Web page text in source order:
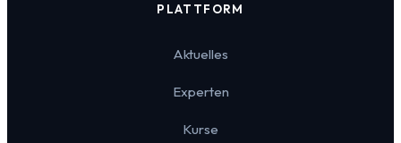
PLATTFORM
Aktuelles
Experten
Kurse